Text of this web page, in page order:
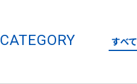
CATEGORY すべて